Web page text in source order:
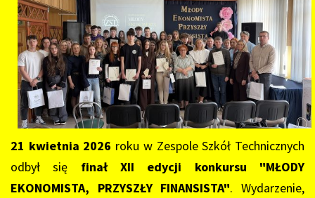
21 kwietnia 2026 roku w Zespole Szkół Technicznych
odbył się finał XII edycji konkursu "MŁODY
EKONOMISTA, PRZYSZŁY FINANSISTA". Wydarzenie,